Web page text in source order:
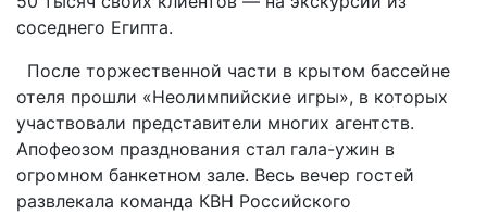
соседнего Египта.
После торжественной части в крытом бассейне
отеля прошли «Неолимпийские игры», в которых
участвовали представители многих агентств.
Апофеозом празднования стал гала-ужин в
огромном банкетном зале. Весь вечер гостей
развлекала команда КВН Российского